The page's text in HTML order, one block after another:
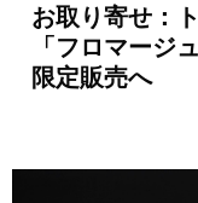
お取り寄せ：
「フロマージ
限定販売へ